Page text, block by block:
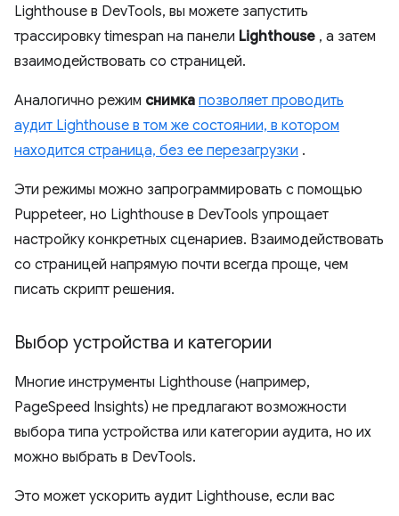
Lighthouse в DevTools, вы можете запустить
трассировку timespan на панели Lighthouse , а затем
взаимодействовать со страницей.
Аналогично режим снимка позволяет проводить
аудит Lighthouse в том же состоянии, в котором
находится страница, без ее перезагрузки .
Эти режимы можно запрограммировать с помощью
Puppeteer, но Lighthouse в DevTools упрощает
настройку конкретных сценариев. Взаимодействовать
со страницей напрямую почти всегда проще, чем
писать скрипт решения.
Выбор устройства и категории
Многие инструменты Lighthouse (например,
PageSpeed ​​Insights) не предлагают возможности
выбора типа устройства или категории аудита, но их
можно выбрать в DevTools.
Это может ускорить аудит Lighthouse, если вас